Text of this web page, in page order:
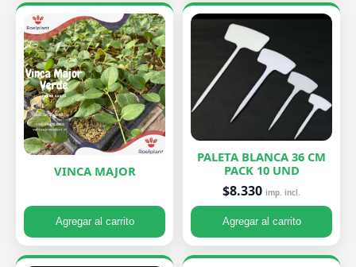
VINCA MAJOR
Agregar al carrito
PALETA BLANCA 36 CM
PACK 10 UND
$8.330 imp. incl.
Agregar al carrito